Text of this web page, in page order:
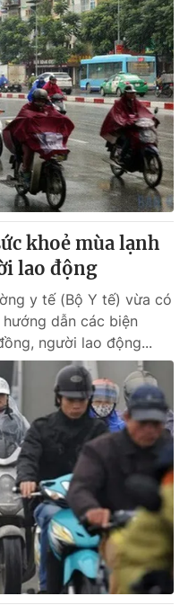
khoẻ mùa lạnh
lao động
y tế (Bộ Y tế) vừa có
dẫn các biện
người lao động...